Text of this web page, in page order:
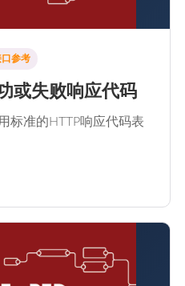
口参考
或失败响应代码
标准的HTTP响应代码表